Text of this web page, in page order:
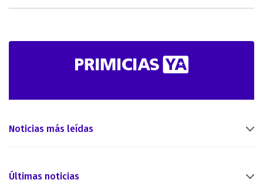
Noticias más leídas
Últimas noticias